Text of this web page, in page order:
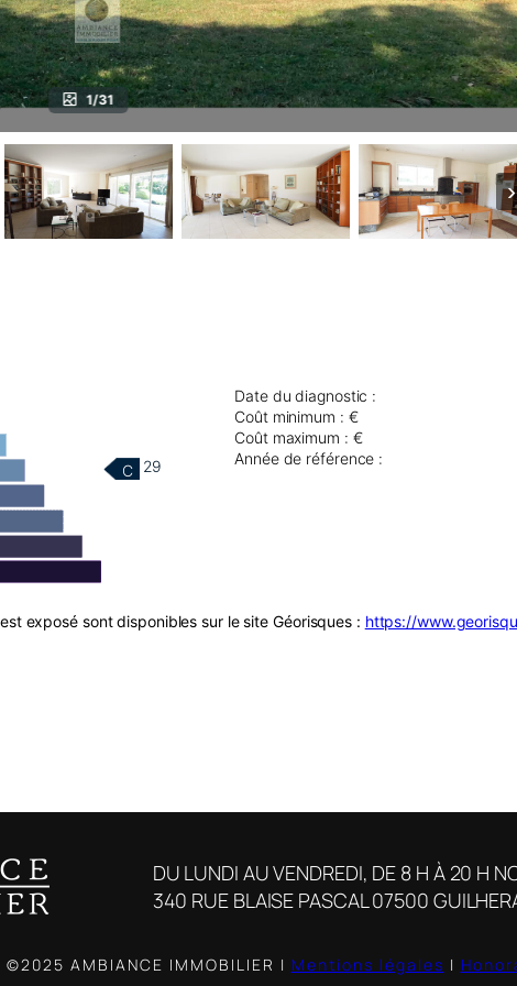
1/31
›
C 29
Date du diagnostic :
Coût minimum : €
Coût maximum : €
Année de référence :
exposé sont disponibles sur le site Géorisques : https://
DU LUNDI AU VENDREDI, DE 8 H À 20 H
340 RUE BLAISE PASCAL 07500
©2025 AMBIANCE IMMOBILIER | Mentions légales |